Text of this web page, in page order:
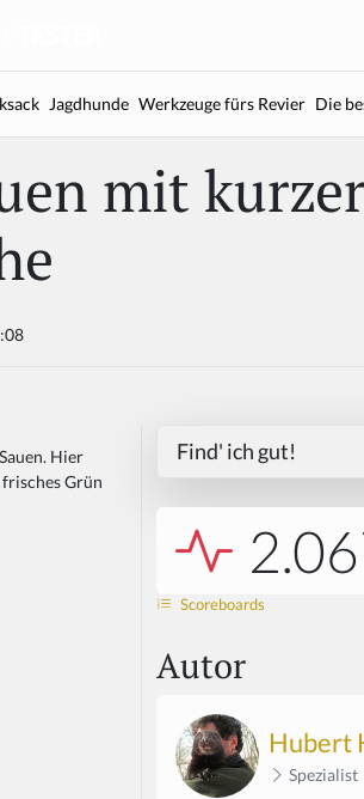
Jagdhunde Werkzeuge fürs Revier Die
mit kurzer
Hier
Grün
Find' ich gut!
Scoreboards
Autor
Hubert
Spezialist